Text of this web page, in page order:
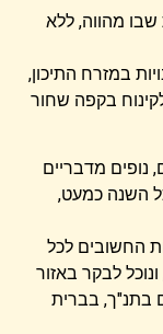
מהווה, ללא
במזרח התיכון,
בקפה שחור
נופים מדבריים
כל השנה כמעט,
החשובים לכל
לבקר באזור
בתנ"ך, בברית